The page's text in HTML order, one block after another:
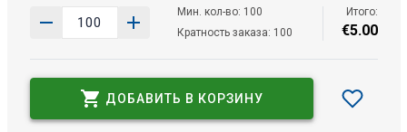
Мин. кол-во: 100
Кратность заказа: 100
Итого:
€5.00
ДОБАВИТЬ В КОРЗИНУ